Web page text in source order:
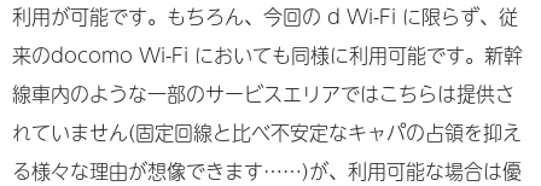
利用が可能です。もちろん、今回の d Wi-Fi に限らず、従
来のdocomo Wi-Fi においても同様に利用可能です。新幹
線車内のような一部のサービスエリアではこちらは提供さ
れていません(固定回線と比べ不安定なキャパの占領を抑え
る様々な理由が想像できます……)が、利用可能な場合は優